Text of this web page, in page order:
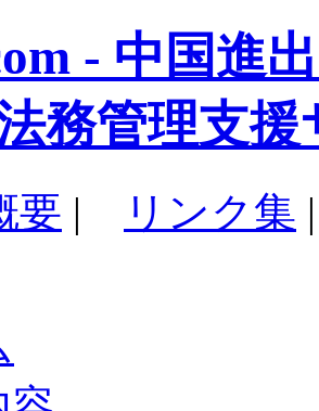
- 中国進
務管理支援
要 | リンク集